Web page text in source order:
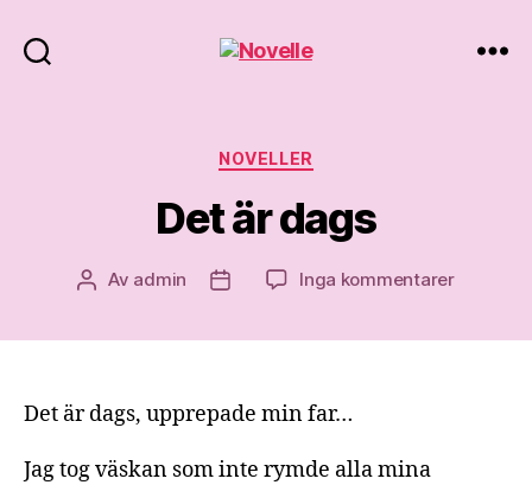
Kategorier
NOVELLER
Det är dags
Inläggsförfattare
Av admin InläggsdatumInga kommentarertill
Det är dags, upprepade min far…
Jag tog väskan som inte rymde alla mina